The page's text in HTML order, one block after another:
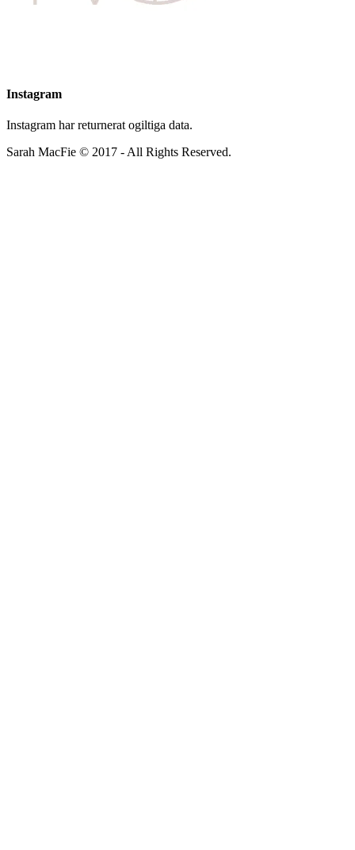
Instagram
Instagram har returnerat ogiltiga data.
Sarah MacFie © 2017 - All Rights Reserved.